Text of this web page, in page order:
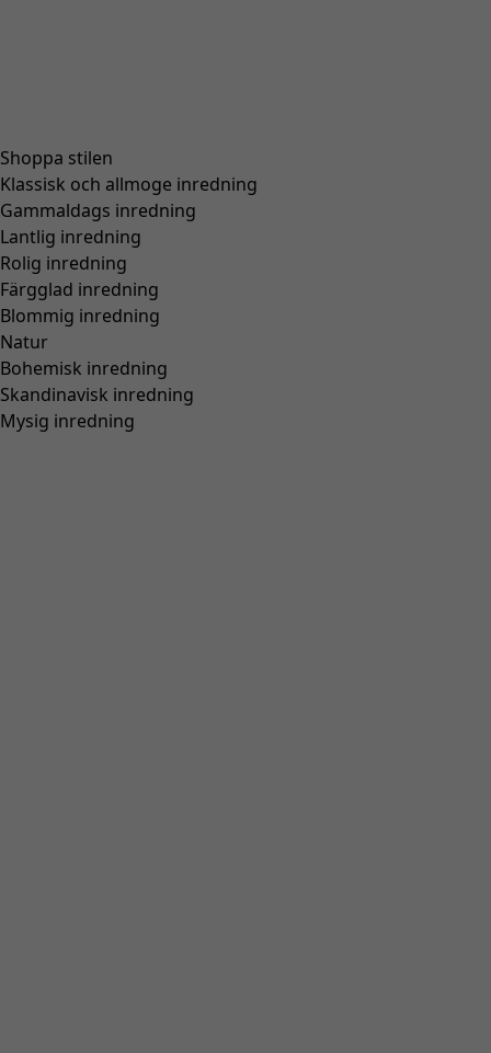
Shoppa stilen
Klassisk och allmoge inredning
Gammaldags inredning
Lantlig inredning
Rolig inredning
Färgglad inredning
Blommig inredning
Natur
Bohemisk inredning
Skandinavisk inredning
Mysig inredning